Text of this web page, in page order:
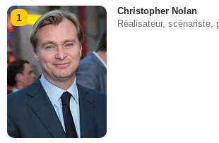
1
Christopher Nolan
Réalisateur, scénariste,